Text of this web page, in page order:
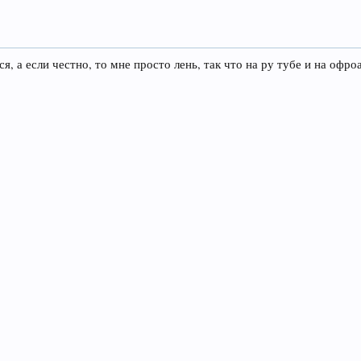
а если честно, то мне просто лень, так что на ру тубе и на